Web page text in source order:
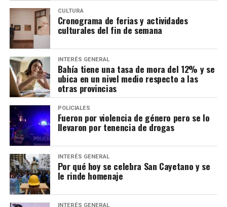
CULTURA
Cronograma de ferias y actividades
culturales del fin de semana
INTERÉS GENERAL
Bahía tiene una tasa de mora del 12% y se
ubica en un nivel medio respecto a las
otras provincias
POLICIALES
Fueron por violencia de género pero se lo
llevaron por tenencia de drogas
INTERÉS GENERAL
Por qué hoy se celebra San Cayetano y se
le rinde homenaje
INTERÉS GENERAL